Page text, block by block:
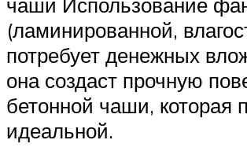
(ламинированной,
потребует денежных
она создаст прочную
бетонной чаши, которая
идеальной.